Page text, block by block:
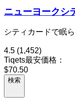
ニューヨークシ
シティカードで眠
4.5 (1,452)
Tiqets最安価格：
$70.50
検索